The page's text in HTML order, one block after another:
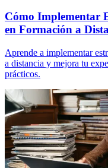
Cómo Implementar
en Formación a
Aprende a implementar
a distancia y mejora tu
prácticos.